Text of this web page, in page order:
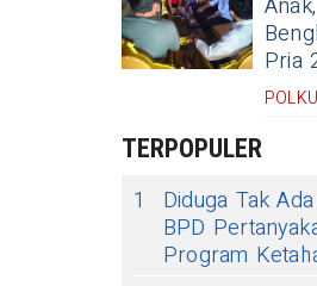
Pria
TERPOPULER
1
Diduga Tak
BPD
Program